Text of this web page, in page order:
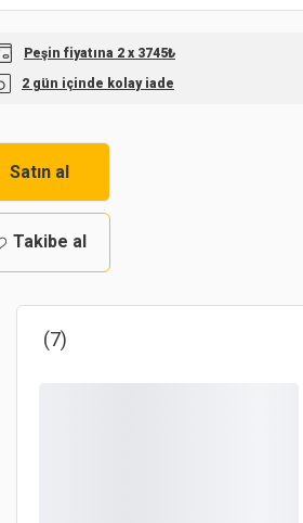
Peşin fiyatına 2 x 3745₺
2 gün içinde kolay iade
Satın al
Takibe al
(7)